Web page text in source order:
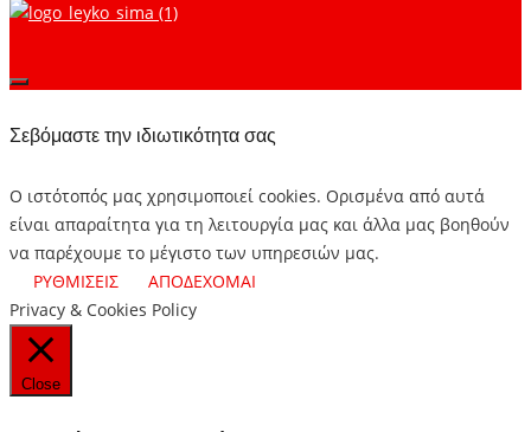
Σεβόμαστε την ιδιωτικότητα σας
Ο ιστότοπός μας χρησιμοποιεί cookies. Ορισμένα από αυτά
είναι απαραίτητα για τη λειτουργία μας και άλλα μας βοηθούν
να παρέχουμε το μέγιστο των υπηρεσιών μας.
ΡΥΘΜΙΣΕΙΣ
ΑΠΟΔΕΧΟΜΑΙ
Privacy & Cookies Policy
Close